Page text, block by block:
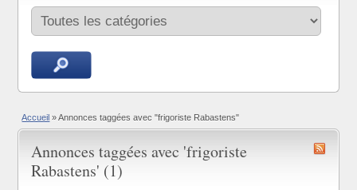
Accueil » Annonces taggées avec "frigoriste Rabastens"
Annonces taggées avec 'frigoriste
Rabastens' (1)